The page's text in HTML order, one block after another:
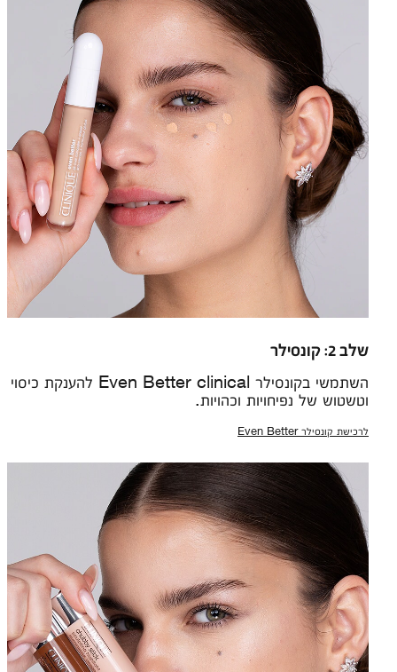
שלב 2: קונסילר
השתמשי בקונסילר Even Better clinical להענקת כיסוי
וטשטוש של נפיחויות וכהויות.
לרכישת קונסילר Even Better